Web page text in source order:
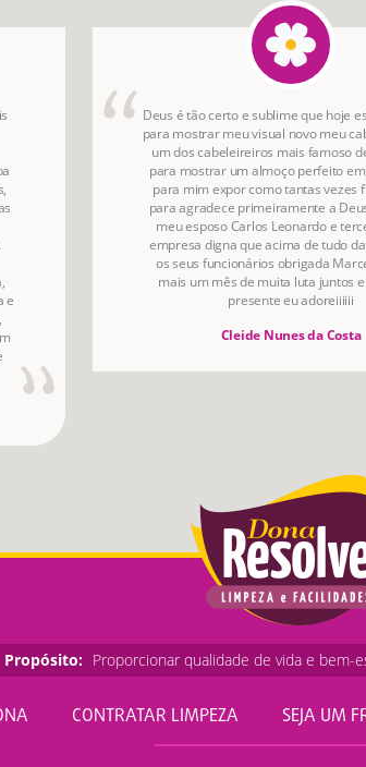
e
Deus é tão certo e sublime que hoje
para mostrar meu visual novo meu
um dos cabeleireiros mais famoso
para mostrar um almoço perfeito
para mim expor como tantas vezes
para agradece primeiramente a
meu esposo Carlos Leonardo e
empresa digna que acima de tudo
os seus funcionários obrigada
mais um mês de muita luta juntos
presente eu adoreiiiiii
Cleide Nunes da Costa
Propósito: Proporcionar qualidade de vida e
CONTRATAR LIMPEZA SEJA UM